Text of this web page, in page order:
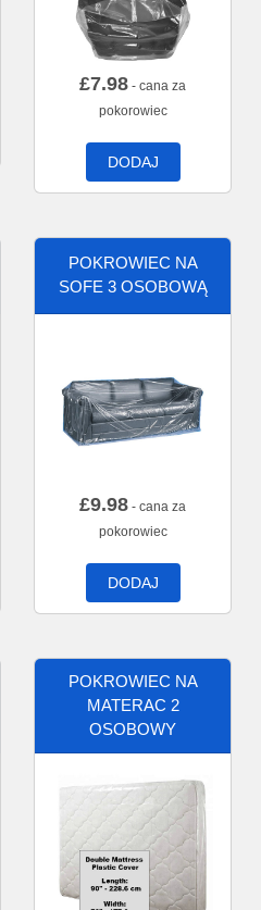
£7.98 - cana za
pokorowiec
DODAJ
POKROWIEC NA
SOFE 3 OSOBOWĄ
£9.98 - cana za
pokorowiec
DODAJ
POKROWIEC NA
MATERAC 2
OSOBOWY